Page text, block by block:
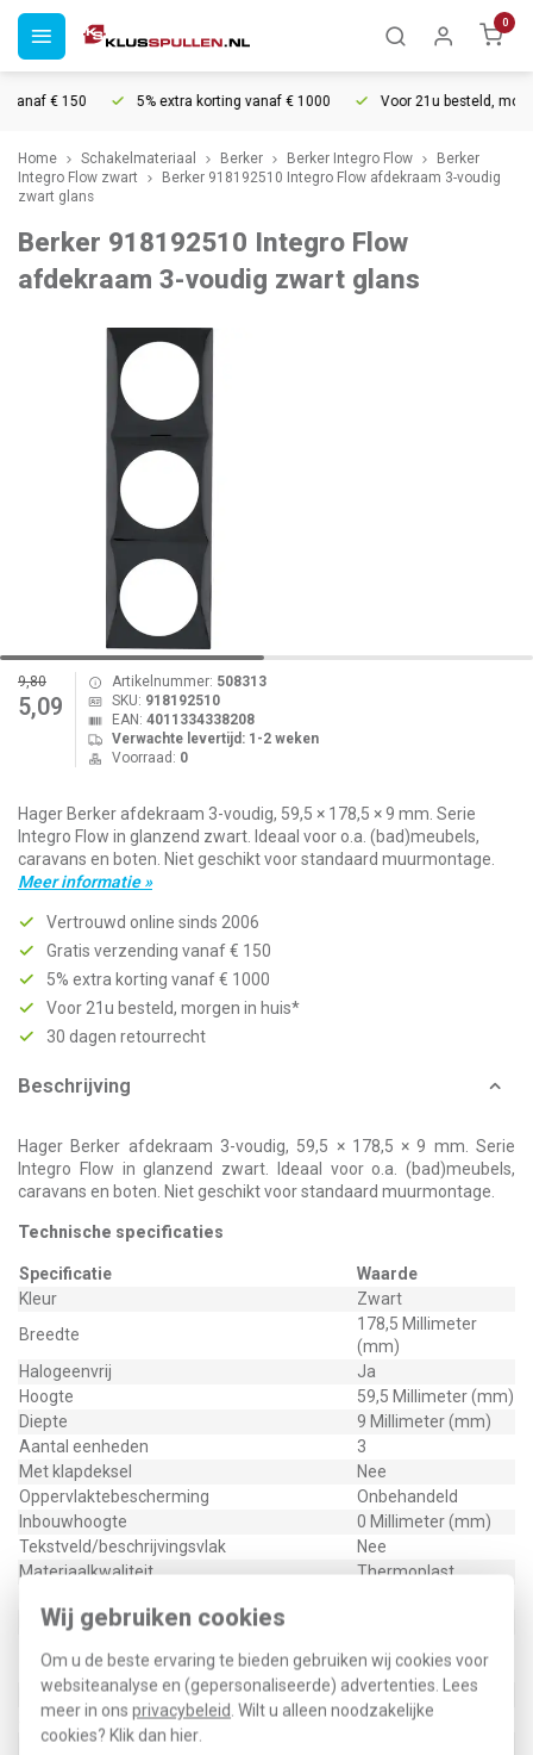
Wij gebruiken cookies
Om u de beste ervaring te bieden gebruiken wij cookies voor
websiteanalyse en (gepersonaliseerde) advertenties. Lees
meer in ons privacybeleid. Wilt u alleen noodzakelijke
cookies? Klik dan hier.
0
€ 150 5% extra korting vanaf € 1000 Voor 21u besteld,
Home Schakelmateriaal Berker Berker Integro Flow
Berker
Integro Flow zwart
Berker 918192510 Integro Flow afdekraam 3-voudig
zwart glans
Berker 918192510 Integro Flow
afdekraam 3-voudig zwart glans
9,80
5,09
Artikelnummer: 508313
SKU: 918192510
EAN: 4011334338208
Verwachte levertijd: 1-2 weken
Voorraad: 0
Hager Berker afdekraam 3-voudig, 59,5 × 178,5 × 9 mm. Serie
Integro Flow in glanzend zwart. Ideaal voor o.a. (bad)meubels,
caravans en boten. Niet geschikt voor standaard muurmontage.
Meer informatie »
Vertrouwd online sinds 2006
Gratis verzending vanaf € 150
5% extra korting vanaf € 1000
Voor 21u besteld, morgen in huis*
30 dagen retourrecht
Beschrijving
Hager Berker afdekraam 3-voudig, 59,5 × 178,5 × 9 mm. Serie
Integro Flow in glanzend zwart. Ideaal voor o.a. (bad)meubels,
caravans en boten. Niet geschikt voor standaard muurmontage.
Technische specificaties
Specificatie
Waarde
Kleur
Zwart
Breedte
178,5 Millimeter
(mm)
Halogeenvrij
Ja
Hoogte
59,5 Millimeter (mm)
Diepte
9 Millimeter (mm)
Aantal eenheden
3
Met klapdeksel
Nee
Oppervlaktebescherming
Onbehandeld
Inbouwhoogte
0 Millimeter (mm)
Tekstveld/beschrijvingsvlak
Nee
Materiaalkwaliteit
Thermoplast
Bevestigingswijze
Montagerichting
verticaal
RAL-nummer (vergelijkbaar)
9005
Slagvastheid
IK02
Beschermingsgraad (IP)